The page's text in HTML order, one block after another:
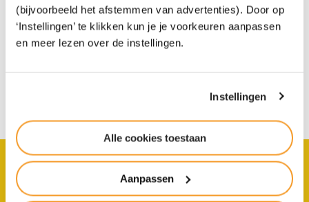
(bijvoorbeeld het afstemmen van advertenties). Door op
‘Instellingen’ te klikken kun je je voorkeuren aanpassen
en meer lezen over de instellingen.
Instellingen
Alle cookies toestaan
Aanpassen
Groene Lyceum. Hun moeder Vanessa Schroer
vertelt hoe die …